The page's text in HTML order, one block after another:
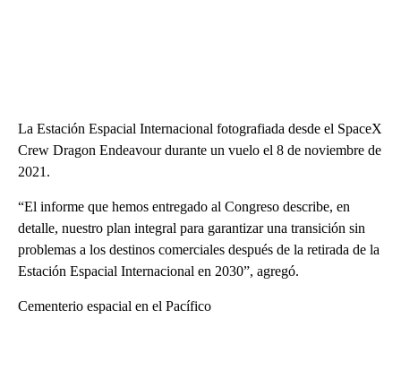
La Estación Espacial Internacional fotografiada desde el SpaceX
Crew Dragon Endeavour durante un vuelo el 8 de noviembre de
2021.
“El informe que hemos entregado al Congreso describe, en
detalle, nuestro plan integral para garantizar una transición sin
problemas a los destinos comerciales después de la retirada de la
Estación Espacial Internacional en 2030”, agregó.
Cementerio espacial en el Pacífico